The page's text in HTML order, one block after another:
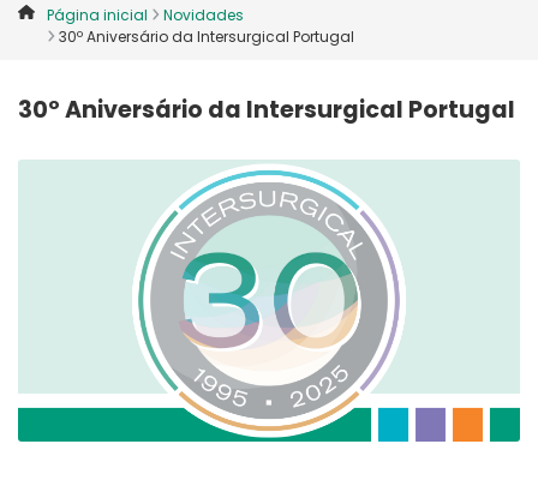
Deutschland
France
Página inicial
Novidades
30º Aniversário da Intersurgical Portugal
30º Aniversário da Intersurgical Portugal